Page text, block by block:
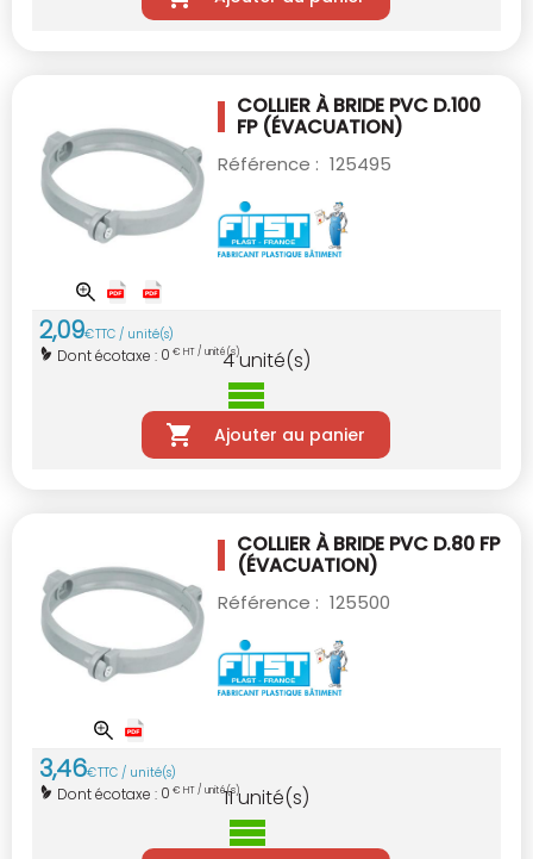
COLLIER À BRIDE PVC D.100
FP (ÉVACUATION)
Référence : 125495
2,09€TTC / unité(s)
Dont écotaxe : 0 € HT / unité(s)
4unité(s)
Ajouter au panier
COLLIER À BRIDE PVC D.80 FP
(ÉVACUATION)
Référence : 125500
3,46€TTC / unité(s)
Dont écotaxe : 0 € HT / unité(s)
11unité(s)